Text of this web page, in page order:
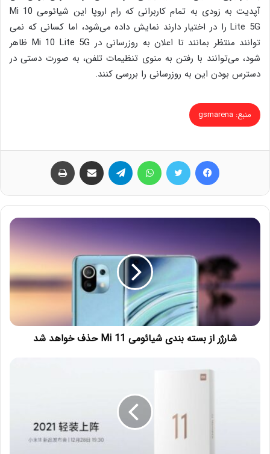
آپدیت به زودی به تمام کاربرانی که رام اروپا این شیائومی Mi 10
Lite 5G را در اختیار دارند نمایش داده می‌شود، اما کسانی که نمی
توانند منتظر بمانند تا اعلان به روزرسانی در Mi 10 Lite 5G ظاهر
شود، می‌توانند با رفتن به منوی تنظیمات تلفن، به صورت دستی در
دسترس بودن این به روزرسانی را بررسی کنند.
منبع: gsmarena
شارژر از بسته بندی شیائومی Mi 11 حذف خواهد شد